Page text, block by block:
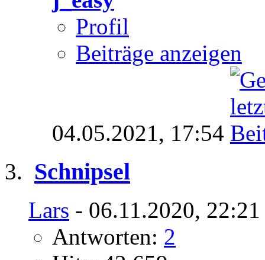
Profil
Beiträge anzeigen
04.05.2021, 17:54
Schnipsel
Lars - 06.11.2020,
Antworten: 2